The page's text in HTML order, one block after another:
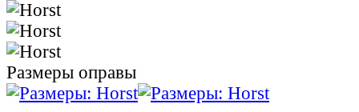
Размеры оправы